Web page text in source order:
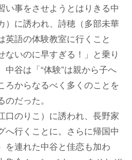
い事をさせようとはりきる中
）に誘われ、詩穂（多部未華
英語の体験教室に行くこと
ないのに早すぎる！」と乗り
谷は「“体験”は親から子へ
ろからなるべく多くのことを
だった。
口のりこ）に誘われ、長野家
へ行くことに。さらに帰国中
を連れた中谷と佳恋も加わ